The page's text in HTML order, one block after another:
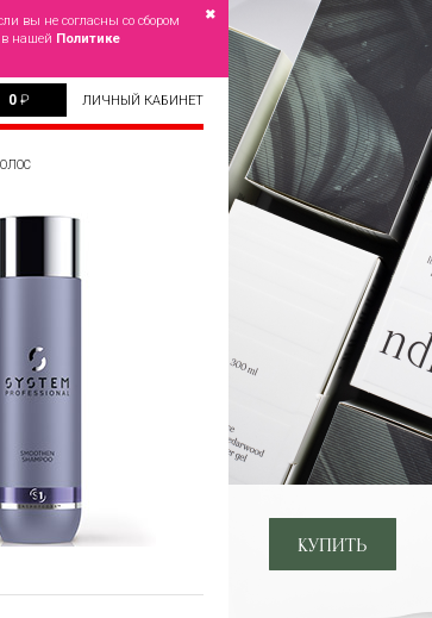
вы не согласны со сбором
в нашей Политике
✖
0 ₽ ЛИЧНЫЙ КАБИНЕТ